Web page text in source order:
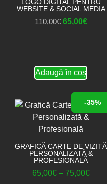
LOGO DIGITAL PENTRU
WEBSITE & SOCIAL MEDIA
110,00€ 65,00€
Adaugă în coș
-35%
GRAFICĂ CARTE DE VIZITĂ
PERSONALIZATĂ &
PROFESIONALĂ
65,00€ – 75,00€